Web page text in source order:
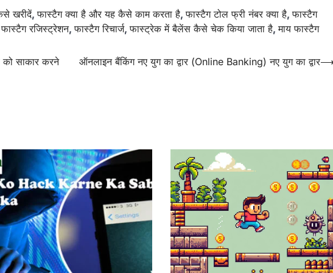
खरीदें,फास्टैग क्या है और यह कैसे काम करता है,फास्टैग टोल फ्री नंबर क्या है,फास्टैग
फास्टैग रजिस्ट्रेशन,फास्टैग रिचार्ज,फास्ट्रेक में बैलेंस कैसे चेक किया जाता है,माय फास्टैग
साकार करने
ऑनलाइन बैंकिंग नए युग का द्वार (Online Banking) नए युग का द्वार